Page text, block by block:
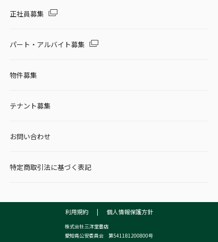
正社員募集
パート・アルバイト募集
物件募集
テナント募集
お問い合わせ
特定商取引法に基づく表記
利用規約 | 個人情報保護方針
株式会社三洋堂書店
愛知県公安委員会 第541181200800号